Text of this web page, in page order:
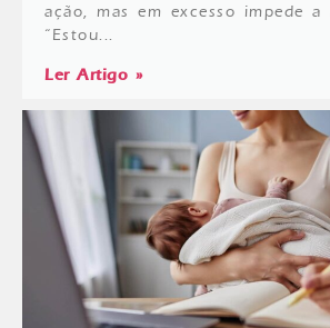
ação, mas em excesso impede a
“Estou...
Ler Artigo »